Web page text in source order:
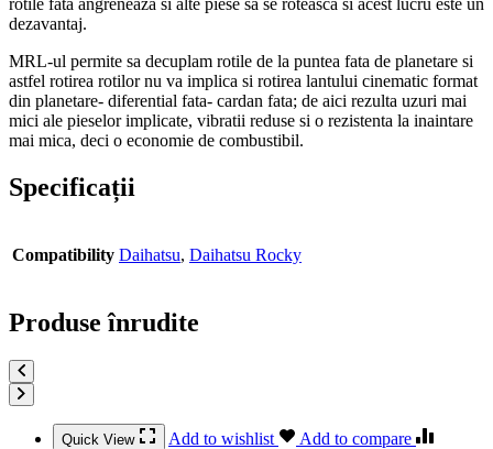
rotile fata angreneaza si alte piese sa se roteasca si acest lucru este un
dezavantaj.
MRL-ul permite sa decuplam rotile de la puntea fata de planetare si
astfel rotirea rotilor nu va implica si rotirea lantului cinematic format
din planetare- diferential fata- cardan fata; de aici rezulta uzuri mai
mici ale pieselor implicate, vibratii reduse si o rezistenta la inaintare
mai mica, deci o economie de combustibil.
Specificații
Compatibility Daihatsu, Daihatsu Rocky
Produse înrudite
Quick View Add to wishlist Add to compare